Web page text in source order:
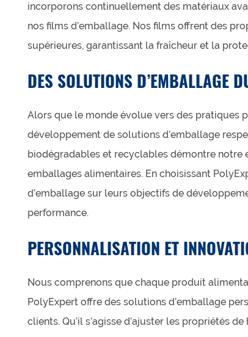
incorporons continuellement des matériaux
nos films d’emballage. Nos films offrent des
supérieures, garantissant la fraîcheur et la
DES SOLUTIONS D’EMBALLAGE
Alors que le monde évolue vers des pratiques
développement de solutions d’emballage
biodégradables et recyclables démontre notre
emballages alimentaires. En choisissant
d’emballage sur leurs objectifs de
performance.
PERSONNALISATION ET
Nous comprenons que chaque produit
PolyExpert offre des solutions d’emballage
clients. Qu’il s’agisse d’ajuster les propriétés